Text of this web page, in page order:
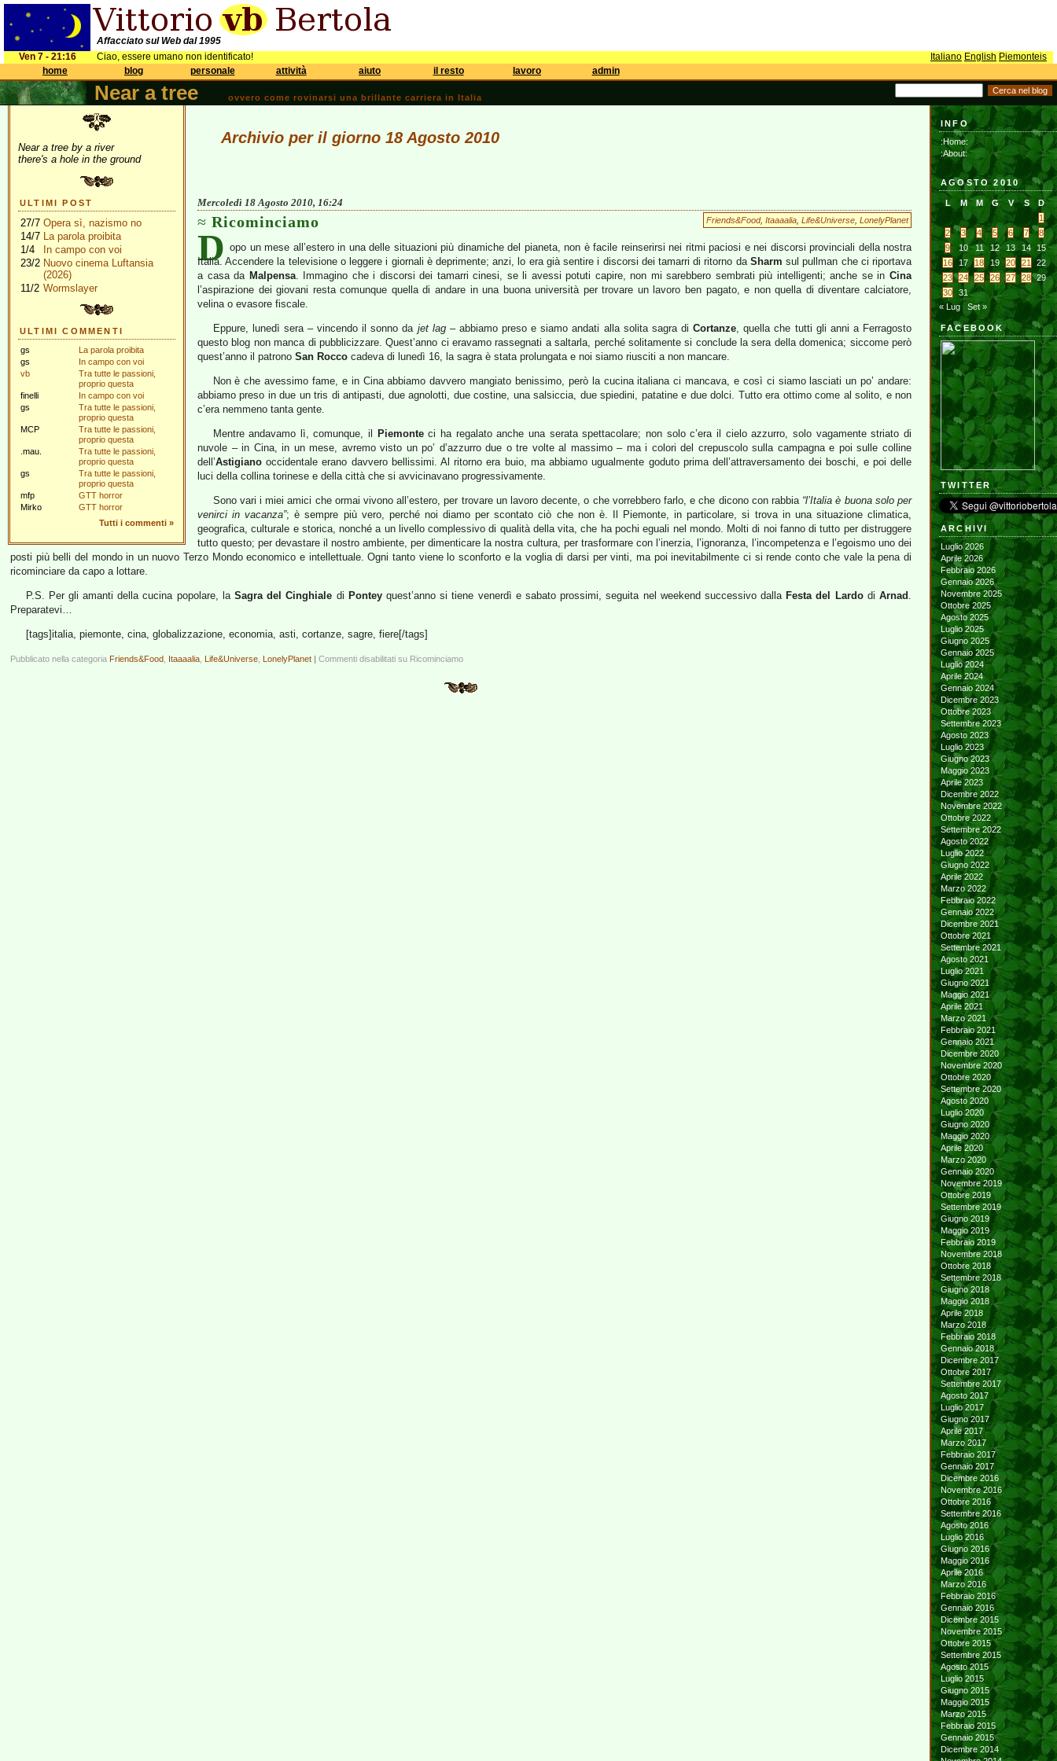
Affacciato sul Web dal 1995
Ven 7 - 21:16
Ciao, essere umano non identificato! Italiano English Piemonteis
home
blog personale attività aiuto il resto lavoro admin
Near a tree ovvero come rovinarsi una brillante carriera in Italia
Near a tree by a river
there's a hole in the ground
ULTIMI POST
27/7 Opera sì, nazismo no
14/7 La parola proibita
1/4
In campo con voi
23/2 Nuovo cinema Luftansia
(2026)
11/2 Wormslayer
ULTIMI COMMENTI
gs
La parola proibita
gs
In campo con voi
vb
Tra tutte le passioni,
proprio questa
finelli
In campo con voi
gs
Tra tutte le passioni,
proprio questa
MCP
Tra tutte le passioni,
proprio questa
.mau.
Tra tutte le passioni,
proprio questa
gs
Tra tutte le passioni,
proprio questa
mfp
GTT horror
Mirko
GTT horror
Tutti i commenti »
Archivio per il giorno 18 Agosto 2010
Mercoledì 18 Agosto 2010, 16:24
Friends&Food, Itaaaalia Life&Universe LonelyPlanet
Ricominciamo
D opo un mese all’estero in una delle situazioni più dinamiche del pianeta, non è facile reinserirsi nei ritmi paciosi e nei discorsi provinciali della nostra
Italia. Accendere la televisione o leggere i giornali è deprimente; anzi, lo era già sentire i discorsi dei tamarri di ritorno da Sharm sul pullman che ci riportava
a casa da Malpensa. Immagino che i discorsi dei tamarri cinesi, se li avessi potuti capire, non mi sarebbero sembrati più intelligenti; anche se inCina
l’aspirazione dei giovani resta comunque quella di andare in una buona università per trovare un lavoro ben pagato, e non quella di diventare calciatore,
velina o evasore fiscale.
Eppure, lunedì sera – vincendo il sonno da jet lag– abbiamo preso e siamo andati alla solita sagra diCortanze, quella che tutti gli anni a Ferragosto
questo blog non manca di pubblicizzare. Quest’anno ci eravamo rassegnati a saltarla, perché solitamente si conclude la sera della domenica; siccome però
quest’anno il patrono San Rocco cadeva di lunedì 16, la sagra è stata prolungata e noi siamo riusciti a non mancare.
Non è che avessimo fame, e in Cina abbiamo davvero mangiato benissimo, però la cucina italiana ci mancava, e così ci siamo lasciati un po’ andare:
abbiamo preso in due un tris di antipasti, due agnolotti, due costine, una salsiccia, due spiedini, patatine e due dolci. Tutto era ottimo come al solito, e non
c’era nemmeno tanta gente.
Mentre andavamo lì, comunque, il Piemonteci ha regalato anche una serata spettacolare; non solo c’era il cielo azzurro, solo vagamente striato di
nuvole – in Cina, in un mese, avremo visto un po’ d’azzurro due o tre volte al massimo – ma i colori del crepuscolo sulla campagna e poi sulle colline
dell’Astigiano occidentale erano davvero bellissimi. Al ritorno era buio, ma abbiamo ugualmente goduto prima dell’attraversamento dei boschi, e poi delle
luci della collina torinese e della città che si avvicinavano progressivamente.
Sono vari i miei amici che ormai vivono all’estero, per trovare un lavoro decente, o che vorrebbero farlo, e che dicono con rabbia “l’Italia è buona solo per
venirci in vacanza”; è sempre più vero, perché noi diamo per scontato ciò che non è. Il Piemonte, in particolare, si trova in una situazione climatica,
geografica, culturale e storica, nonché a un livello complessivo di qualità della vita, che ha pochi eguali nel mondo. Molti di noi fanno di tutto per distruggere
tutto questo; per devastare il nostro ambiente, per dimenticare la nostra cultura, per trasformare con l’inerzia, l’ignoranza, l’incompetenza e l’egoismo uno dei
posti più belli del mondo in un nuovo Terzo Mondo economico e intellettuale. Ogni tanto viene lo sconforto e la voglia di darsi per vinti, ma poi inevitabilmente ci si rende conto che vale la pena di
ricominciare da capo a lottare.
P.S. Per gli amanti della cucina popolare, laSagra del Cinghiale di Ponteyquest’anno si tiene venerdì e sabato prossimi, seguita nel weekend successivo dalla Festa del LardodiArnad .
Preparatevi…
[tags]italia, piemonte, cina, globalizzazione, economia, asti, cortanze, sagre, fiere[/tags]
Pubblicato nella categoria Friends&Food Itaaaalia Life&Universe LonelyPlanet | Commenti disabilitati su Ricominciamo
INFO
:Home:
:About:
AGOSTO 2010
L M M G V S
D
1
2
3 4 5 6 7
8
9
10 11 12 13 14
15
16
17 18 19 20 21
22
23
24 25 26 27 28 29
30
31
« Lug
Set »
FACEBOOK
TWITTER
ARCHIVI
Luglio 2026
Aprile 2026
Febbraio 2026
Gennaio 2026
Novembre 2025
Ottobre 2025
Agosto 2025
Luglio 2025
Giugno 2025
Gennaio 2025
Luglio 2024
Aprile 2024
Gennaio 2024
Dicembre 2023
Ottobre 2023
Settembre 2023
Agosto 2023
Luglio 2023
Giugno 2023
Maggio 2023
Aprile 2023
Dicembre 2022
Novembre 2022
Ottobre 2022
Settembre 2022
Agosto 2022
Luglio 2022
Giugno 2022
Aprile 2022
Marzo 2022
Febbraio 2022
Gennaio 2022
Dicembre 2021
Ottobre 2021
Settembre 2021
Agosto 2021
Luglio 2021
Giugno 2021
Maggio 2021
Aprile 2021
Marzo 2021
Febbraio 2021
Gennaio 2021
Dicembre 2020
Novembre 2020
Ottobre 2020
Settembre 2020
Agosto 2020
Luglio 2020
Giugno 2020
Maggio 2020
Aprile 2020
Marzo 2020
Gennaio 2020
Novembre 2019
Ottobre 2019
Settembre 2019
Giugno 2019
Maggio 2019
Febbraio 2019
Novembre 2018
Ottobre 2018
Settembre 2018
Giugno 2018
Maggio 2018
Aprile 2018
Marzo 2018
Febbraio 2018
Gennaio 2018
Dicembre 2017
Ottobre 2017
Settembre 2017
Agosto 2017
Luglio 2017
Giugno 2017
Aprile 2017
Marzo 2017
Febbraio 2017
Gennaio 2017
Dicembre 2016
Novembre 2016
Ottobre 2016
Settembre 2016
Agosto 2016
Luglio 2016
Giugno 2016
Maggio 2016
Aprile 2016
Marzo 2016
Febbraio 2016
Gennaio 2016
Dicembre 2015
Novembre 2015
Ottobre 2015
Settembre 2015
Agosto 2015
Luglio 2015
Giugno 2015
Maggio 2015
Marzo 2015
Febbraio 2015
Gennaio 2015
Dicembre 2014